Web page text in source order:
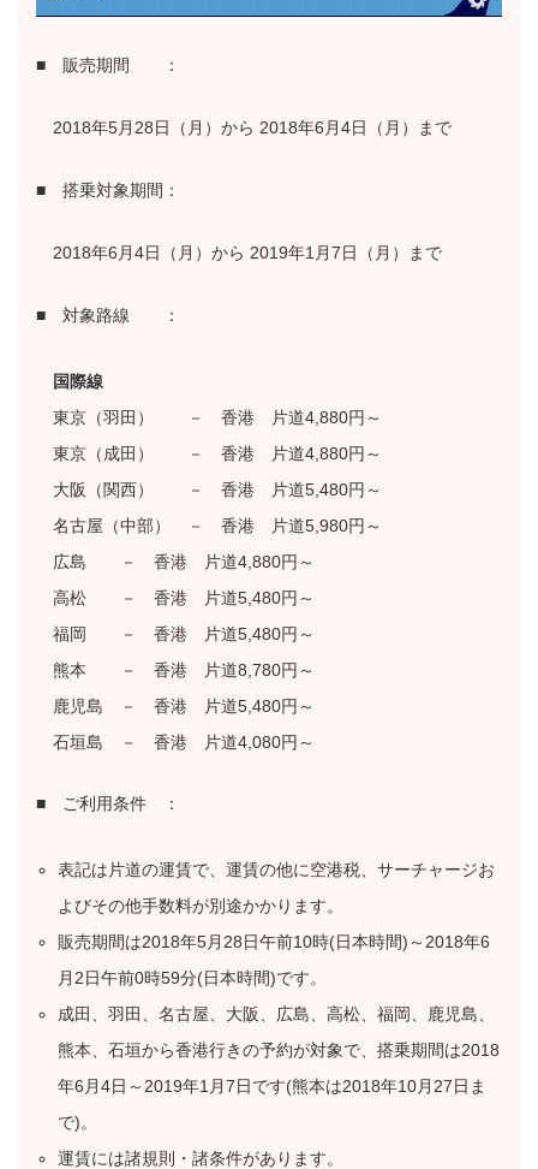
■ 販売期間 ：
2018年5月28日（月）から 2018年6月4日（月）まで
■ 搭乗対象期間：
2018年6月4日（月）から 2019年1月7日（月）まで
■ 対象路線 ：
国際線
東京（羽田） － 香港 片道4,880円～
東京（成田） － 香港 片道4,880円～
大阪（関西） － 香港 片道5,480円～
名古屋（中部） － 香港 片道5,980円～
広島 － 香港 片道4,880円～
高松 － 香港 片道5,480円～
福岡 － 香港 片道5,480円～
熊本 － 香港 片道8,780円～
鹿児島 － 香港 片道5,480円～
石垣島 － 香港 片道4,080円～
■ ご利用条件 ：
表記は片道の運賃で、運賃の他に空港税、サーチャージお
よびその他手数料が別途かかります。
販売期間は2018年5月28日午前10時(日本時間)～2018年6
月2日午前0時59分(日本時間)です。
成田、羽田、名古屋、大阪、広島、高松、福岡、鹿児島、
熊本、石垣から香港行きの予約が対象で、搭乗期間は2018
年6月4日～2019年1月7日です(熊本は2018年10月27日ま
で)。
運賃には諸規則・諸条件があります。